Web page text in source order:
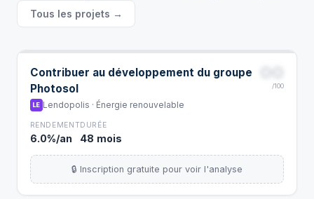
Tous les projets →
Contribuer au développement du groupe
Photosol
LE Lendopolis · Énergie renouvelable
/100
RENDEMENT
6.0%/an
DURÉE
48 mois
🔒 Inscription gratuite pour voir l'analyse